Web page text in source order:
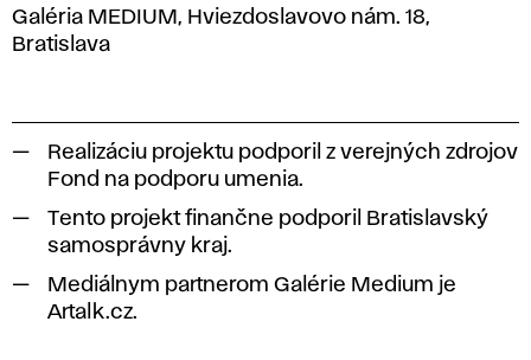
Galéria MEDIUM, Hviezdoslavovo nám. 18,
Bratislava
Realizáciu projektu podporil z verejných zdrojov
Fond na podporu umenia.
Tento projekt finančne podporil Bratislavský
samosprávny kraj.
Mediálnym partnerom Galérie Medium je
Artalk.cz.